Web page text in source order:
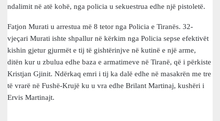
ndalimit në atë kohë, nga policia u sekuestrua edhe një pistoletë.
Fatjon Murati u arrestua më 8 tetor nga Policia e Tiranës. 32-
vjeçari Murati ishte shpallur në kërkim nga Policia sepse efektivët
kishin gjetur gjurmët e tij të gishtërinjve në kutinë e një arme,
ditën kur u zbulua edhe baza e armatimeve në Tiranë, që i përkiste
Kristjan Gjinit. Ndërkaq emri i tij ka dalë edhe në masakrën me tre
të vrarë në Fushë-Krujë ku u vra edhe Brilant Martinaj, kushëri i
Ervis Martinajt.